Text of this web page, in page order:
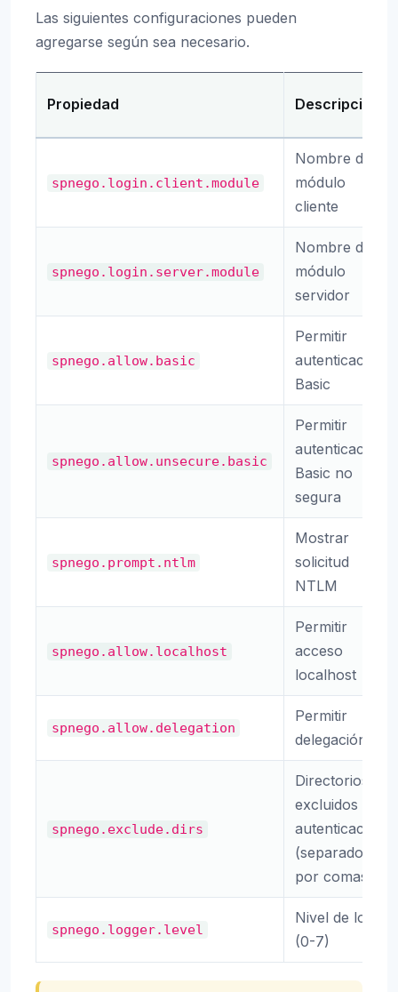
Las siguientes configuraciones pueden
agregarse según sea necesario.
Propiedad Descripción
spnego.login.client.module
Nombre del
módulo
cliente
spnego.login.server.module
Nombre del
módulo
servidor
spnego.allow.basic
Permitir
autenticación
Basic
spnego.allow.unsecure.basic
Permitir
autenticación
Basic no
segura
spnego.prompt.ntlm
Mostrar
solicitud
NTLM
spnego.allow.localhost
Permitir
acceso
localhost
spnego.allow.delegation
Permitir
delegación
spnego.exclude.dirs
Directorios
excluidos de
autenticación
(separados
por comas)
spnego.logger.level
Nivel de log
(0-7)